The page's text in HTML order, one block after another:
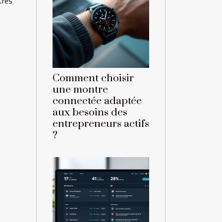
Comment choisir
une montre
connectée adaptée
aux besoins des
entrepreneurs actifs
?